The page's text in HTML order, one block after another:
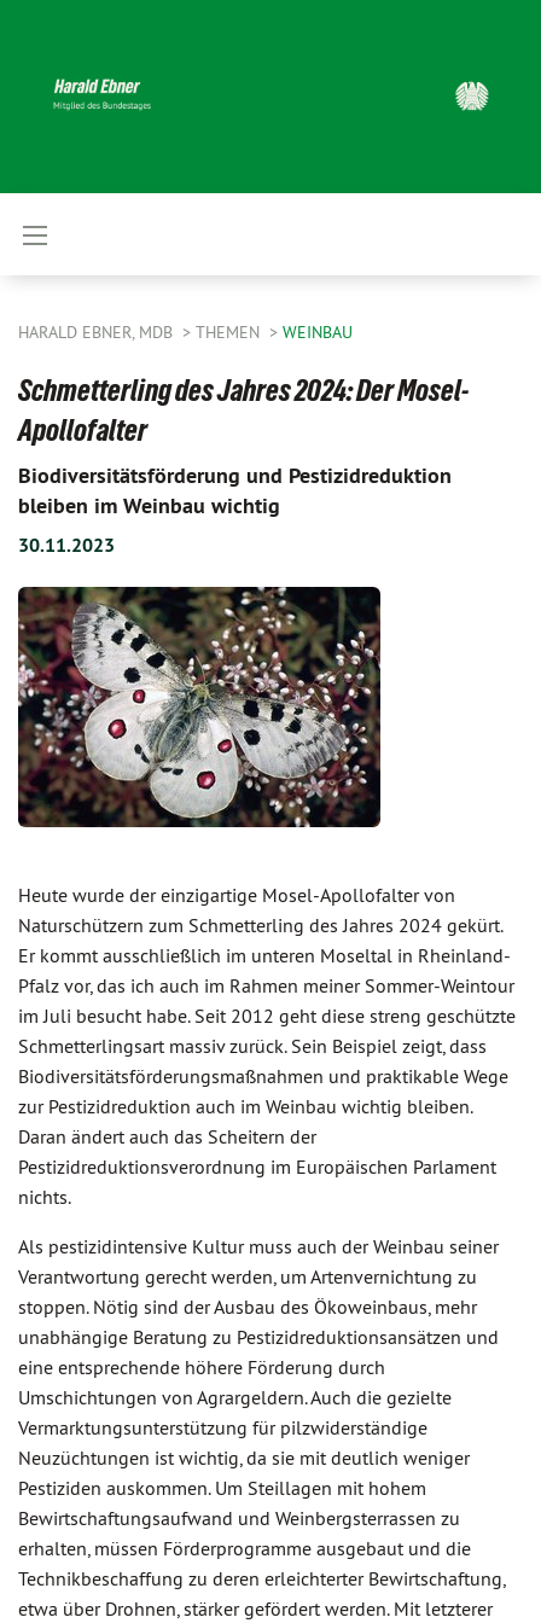
HARALD EBNER, MDB THEMEN WEINBAU
Schmetterling des Jahres 2024: Der Mosel-
Apollofalter
Biodiversitätsförderung und Pestizidreduktion
bleiben im Weinbau wichtig
30.11.2023
Heute wurde der einzigartige Mosel-Apollofalter von
Naturschützern zum Schmetterling des Jahres 2024 gekürt.
Er kommt ausschließlich im unteren Moseltal in Rheinland-
Pfalz vor, das ich auch im Rahmen meiner Sommer-Weintour
im Juli besucht habe. Seit 2012 geht diese streng geschützte
Schmetterlingsart massiv zurück. Sein Beispiel zeigt, dass
Biodiversitätsförderungsmaßnahmen und praktikable Wege
zur Pestizidreduktion auch im Weinbau wichtig bleiben.
Daran ändert auch das Scheitern der
Pestizidreduktionsverordnung im Europäischen Parlament
nichts.
Als pestizidintensive Kultur muss auch der Weinbau seiner
Verantwortung gerecht werden, um Artenvernichtung zu
stoppen. Nötig sind der Ausbau des Ökoweinbaus, mehr
unabhängige Beratung zu Pestizidreduktionsansätzen und
eine entsprechende höhere Förderung durch
Umschichtungen von Agrargeldern. Auch die gezielte
Vermarktungsunterstützung für pilzwiderständige
Neuzüchtungen ist wichtig, da sie mit deutlich weniger
Pestiziden auskommen. Um Steillagen mit hohem
Bewirtschaftungsaufwand und Weinbergsterrassen zu
erhalten, müssen Förderprogramme ausgebaut und die
Technikbeschaffung zu deren erleichterter Bewirtschaftung,
etwa über Drohnen, stärker gefördert werden. Mit letzterer